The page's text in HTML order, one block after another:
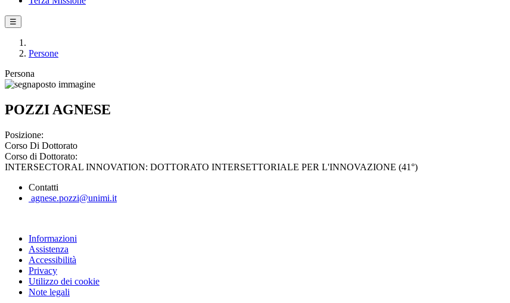
☰
Persone
Persona
POZZI AGNESE
Posizione:
Corso Di Dottorato
Corso di Dottorato:
INTERSECTORAL INNOVATION: DOTTORATO INTERSETTORIALE PER L'INNOVAZIONE (41°)
Contatti
agnese.pozzi@unimi.it
Informazioni
Assistenza
Accessibilità
Privacy
Utilizzo dei cookie
Note legali